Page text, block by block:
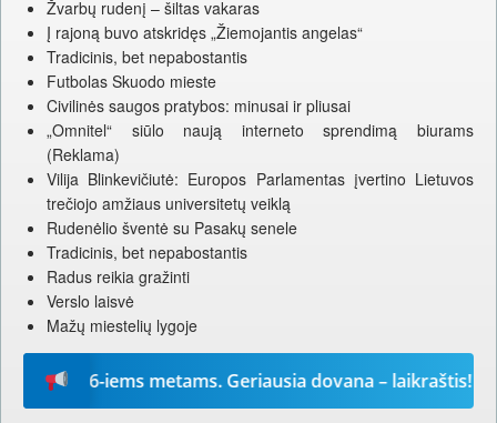
Žvarbų rudenį – šiltas vakaras
Į rajoną buvo atskridęs „Žiemojantis angelas“
Tradicinis, bet nepabostantis
Futbolas Skuodo mieste
Civilinės saugos pratybos: minusai ir pliusai
„Omnitel“ siūlo naują interneto sprendimą biurams
(Reklama)
Vilija Blinkevičiutė: Europos Parlamentas įvertino Lietuvos
trečiojo amžiaus universitetų veiklą
Rudenėlio šventė su Pasakų senele
Tradicinis, bet nepabostantis
Radus reikia gražinti
Verslo laisvė
Mažų miestelių lygoje
2026-iems metams. Geriausia dovana – laikraštis!